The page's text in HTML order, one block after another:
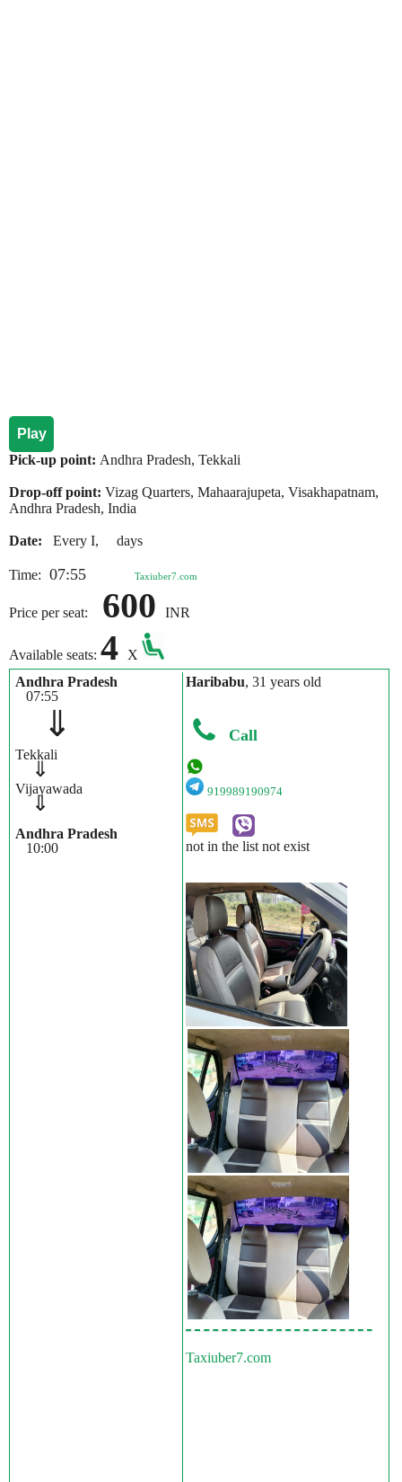
Play
Pick-up point: Andhra Pradesh, Tekkali
Drop-off point: Vizag Quarters, Mahaarajupeta, Visakhapatnam,
Andhra Pradesh, India
Date: Every I, days
Time: 07:55 Taxiuber7.com
Price per seat: 600 INR
Available seats: 4
X
Andhra Pradesh
07:55
⇓
Tekkali
⇓
Vijayawada
⇓
Andhra Pradesh
10:00
Haribabu, 31 years old
Call
919989190974
not in the list not exist
Taxiuber7.com